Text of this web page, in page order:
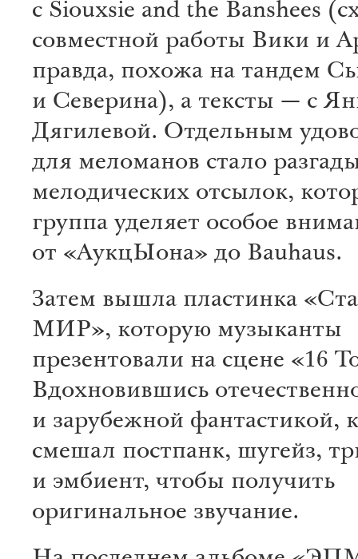
с Siouxsie and the Banshees
совместной работы Вики и
правда, похожа на тандем
и Северина), а тексты — с
Дягилевой. Отдельным
для меломанов стало
мелодических отсылок,
группа уделяет особое
от «АукцЫона» до Bauhaus.
Затем вышла пластинка
МИР», которую музыканты
презентовали на сцене «16
Вдохновившись
и зарубежной фантастикой,
смешал постпанк, шугейз,
и эмбиент, чтобы получить
оригинальное звучание.